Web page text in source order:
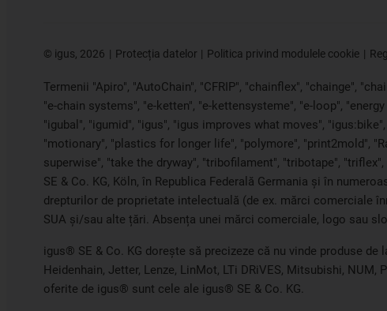
© igus, 2026 Protecția datelor Politica privind modulele cookie
Termenii "Apiro", "AutoChain", "CFRIP", "chainflex", "chainge",
"e-chain systems", "e-ketten", "e-kettensysteme", "e-loop", "energy
"igubal", "igumid", "igus", "igus improves what moves",
"motionary", "plastics for longer life", "polymore", "print2mold",
superwise", "take the dryway", "tribofilament", "tribotape",
SE & Co. KG, Köln, în Republica Federală Germania și în
drepturilor de proprietate intelectuală (de ex. mărci comerciale
SUA și/sau alte țări. Absența unei mărci comerciale, logo sau
igus® SE & Co. KG dorește să precizeze că nu vinde produse de
Heidenhain, Jetter, Lenze, LinMot, LTi DRiVES, Mitsubishi,
oferite de igus® sunt cele ale igus® SE & Co. KG.